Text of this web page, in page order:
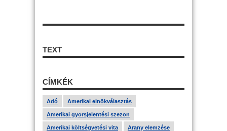
TEXT
CÍMKÉK
Adó Amerikai elnökválasztás
Amerikai gyorsjelentési szezon
Amerikai költségvetési vita Arany elemzése